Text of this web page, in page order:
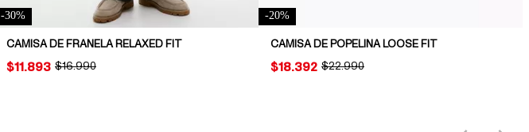
-30%
CAMISA DE FRANELA RELAXED FIT
ORIGINAL PRICE:
$16.990
PRICE:
$11.893
-20%
CAMISA DE POPELINA LOOSE FIT
ORIGINAL PRICE:
$22.990
PRICE:
$18.392